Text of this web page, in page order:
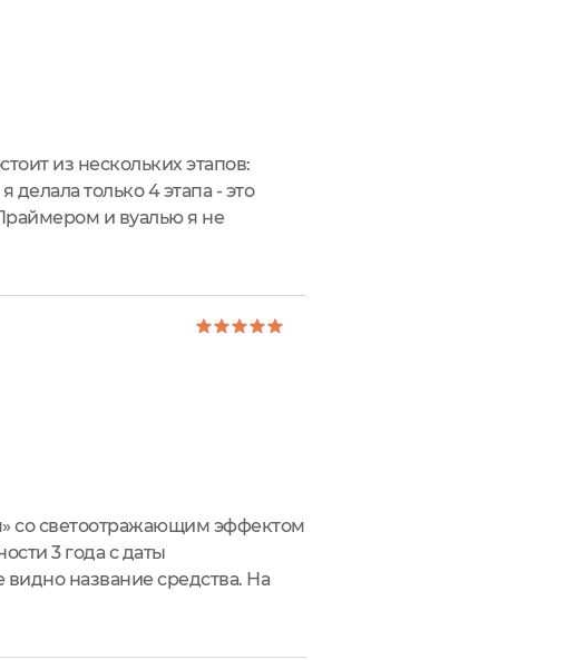
из нескольких этапов:
только 4 этапа - это
и вуалью я не
со светоотражающим эффектом
3 года с даты
название средства. На